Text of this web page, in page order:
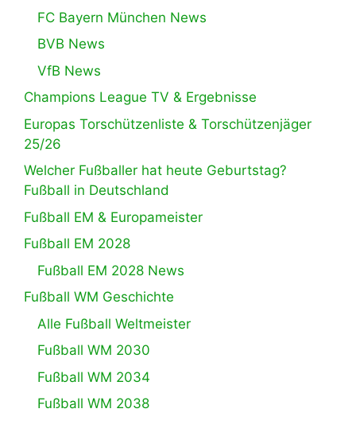
FC Bayern München News
BVB News
VfB News
Champions League TV & Ergebnisse
Europas Torschützenliste & Torschützenjäger
25/26
Welcher Fußballer hat heute Geburtstag?
Fußball in Deutschland
Fußball EM & Europameister
Fußball EM 2028
Fußball EM 2028 News
Fußball WM Geschichte
Alle Fußball Weltmeister
Fußball WM 2030
Fußball WM 2034
Fußball WM 2038